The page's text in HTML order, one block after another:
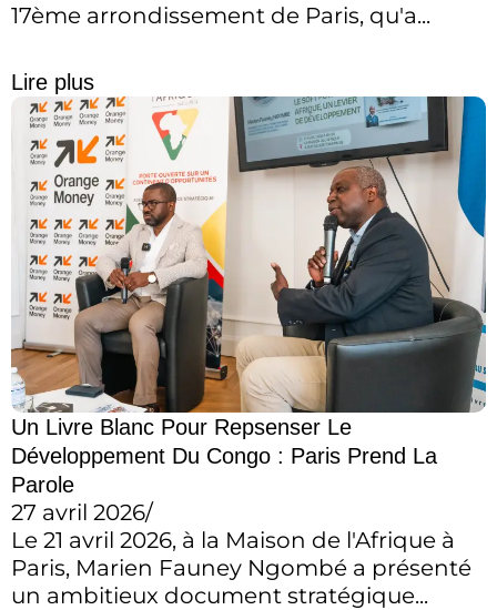
17ème arrondissement de Paris, qu'a...
Lire plus
Un Livre Blanc Pour Repsenser Le
Développement Du Congo : Paris Prend La
Parole
27 avril 2026/
Le 21 avril 2026, à la Maison de l'Afrique à
Paris, Marien Fauney Ngombé a présenté
un ambitieux document stratégique...